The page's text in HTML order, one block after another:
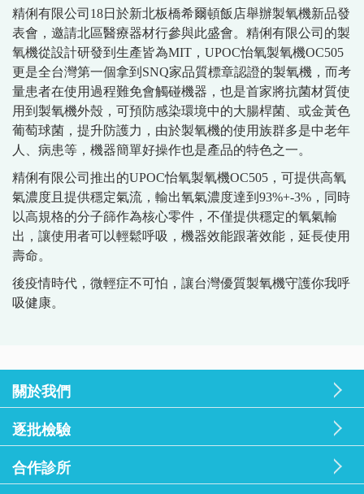
精俐有限公司18日於新北板橋希爾頓飯店舉辦製氧機新品發
表會，邀請北區醫療器材行參與此盛會。精俐有限公司的製
氧機從設計研發到生產皆為MIT，UPOC怡氧製氧機OC505
更是全台灣第一個拿到SNQ家品質標章認證的製氧機，而考
量患者在使用過程難免會觸碰機器，也是首家將抗菌材質使
用到製氧機外殼，可預防感染環境中的大腸桿菌、或金黃色
葡萄球菌，提升防護力，由於製氧機的使用族群多是中老年
人、病患等，機器簡單好操作也是產品的特色之一。
精俐有限公司推出的UPOC怡氧製氧機OC505，可提供高氧
氣濃度且提供穩定氣流，輸出氧氣濃度達到93%+-3%，同時
以高規格的分子篩作為核心零件，不僅提供穩定的氧氣輸
出，讓使用者可以輕鬆呼吸，機器效能跟著效能，延長使用
壽命。
後疫情時代，微輕症不可怕，讓台灣優質製氧機守護你我呼
吸健康。
關於我們
逐批檢驗
合作診所